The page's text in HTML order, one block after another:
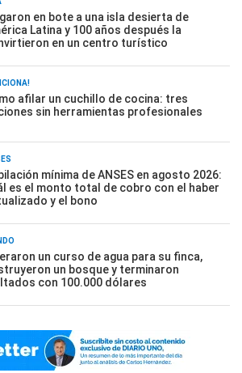
en bote a una isla desierta de
Latina y 100 años después la
en un centro turístico
afilar un cuchillo de cocina: tres
sin herramientas profesionales
mínima de ANSES en agosto 2026:
es el monto total de cobro con el haber
y el bono
un curso de agua para su finca,
un bosque y terminaron
con 100.000 dólares